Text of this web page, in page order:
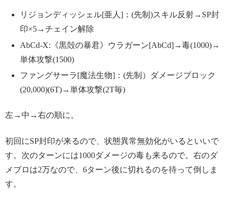
リジョンディッシェル[亜人]：(先制)スキル反射→SP封
印×5→チェイン解除
AbCd-X:《黒殻の暴君》ウラガーン[AbCd]→毒(1000)→
単体攻撃(1500)
ファングサーラ[魔法生物]：(先制）ダメージブロック
(20,000)(6T)→単体攻撃(2T毎)
左→中→右の順に。
初回にSP封印が来るので、状態異常無効化がいるといいで
す。次のターンには1000ダメージの毒も来るので。右のダ
メブロは2万なので、6ターン後に切れるのを待って倒しま
す。